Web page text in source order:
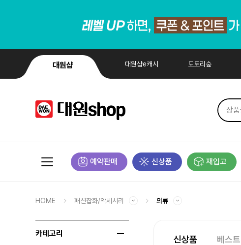
대원샵 대원샵e캐시 도토리숲
예약판매 신상품 재입고
HOME 패션잡화/악세서리 의류
카테고리
신상품 베스트